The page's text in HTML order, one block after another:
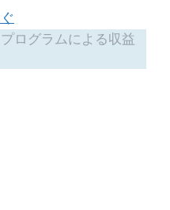
ログラムによる収益